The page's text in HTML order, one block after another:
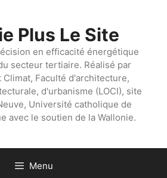
Plus Le Site
en efficacité énergétique
secteur tertiaire. Réalisé par
Faculté d'architecture,
d'urbanisme (LOCI), site
Université catholique de
avec le soutien de la Wallonie.
Menu